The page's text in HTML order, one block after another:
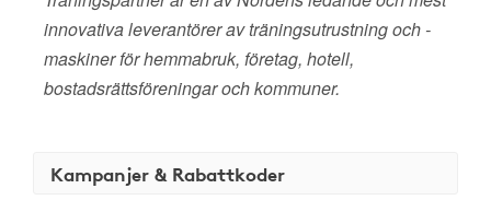
innovativa leverantörer av träningsutrustning och -
maskiner för hemmabruk, företag, hotell,
bostadsrättsföreningar och kommuner.
Kampanjer & Rabattkoder